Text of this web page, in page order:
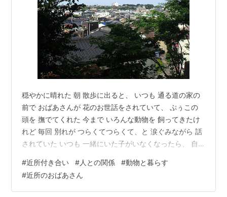
穏やかに晴れた 朝 散歩に出ると、 いつも 通る道の家の
前で おばあさんが 花のお世話をされていて、 ぷぅこの
頭を 撫でてくれた 今まで いろんな動物を 飼ってきたけ
れど 毎回 別れが つらくてつらくて、と 涙ぐみながら 話
されていた いつも 一緒にいた子がいなくなったら、 自
ないなぁ。。 けれど、それだけ 大事にされていたら、
その犬や 猫も やっぱり 幸せだったんだろうと思う おば
あさんの家の玄関先には 鉢植えの草花が 並んでいて、
#近所付き合い #人との関係 #動物と暮らす
#近所のおばあさん